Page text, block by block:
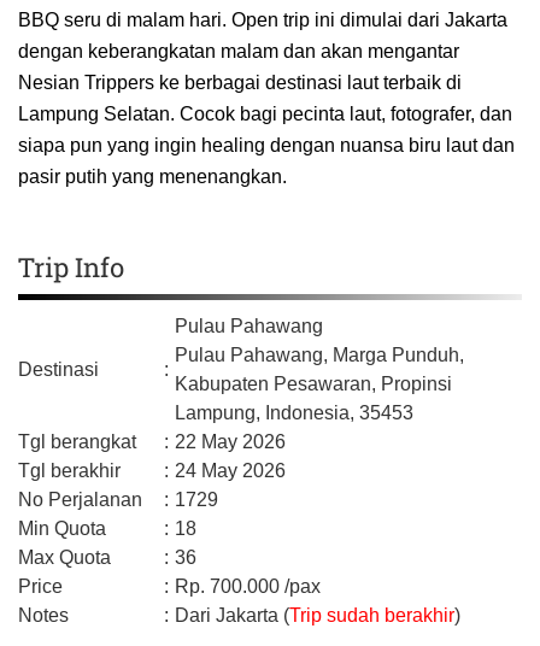
BBQ seru di malam hari. Open trip ini dimulai dari Jakarta
dengan keberangkatan malam dan akan mengantar
Nesian Trippers ke berbagai destinasi laut terbaik di
Lampung Selatan. Cocok bagi pecinta laut, fotografer, dan
siapa pun yang ingin healing dengan nuansa biru laut dan
pasir putih yang menenangkan.
Trip Info
Destinasi :
Pulau Pahawang
Pulau Pahawang, Marga Punduh,
Kabupaten Pesawaran, Propinsi
Lampung, Indonesia, 35453
Tgl berangkat
: 22 May 2026
Tgl berakhir
: 24 May 2026
No Perjalanan
: 1729
Min Quota
: 18
Max Quota
: 36
Price
: Rp. 700.000 /pax
Notes
: Dari Jakarta (Trip sudah berakhir)